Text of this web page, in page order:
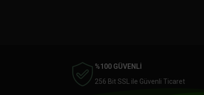
%100 GÜVENLİ
256 Bit SSL ile Güvenli Ticaret